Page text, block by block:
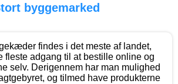
byggemarked
findes i det meste af landet,
fleste adgang til at bestille online og
selv. Derigennem har man mulighed
og tilmed have produkterne